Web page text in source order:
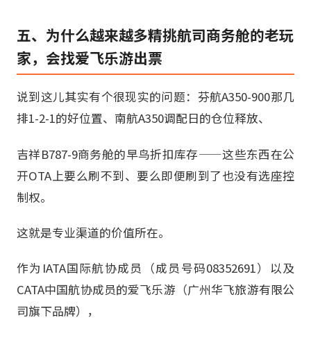
五、为什么越来越多精挑航司商务舱的老玩
家，会找爱飞乐游出票
说到这儿其实有个很现实的问题：芬航A350-900那几
排1-2-1的好位置、南航A350调配日的仓位释放、
吉祥B787-9商务舱的早鸟折扣库存——这些东西在公
开OTA上要么刷不到、要么即便刷到了也没有选座控
制权。
这就是专业渠道的价值所在。
作为IATA国际航协成员（成员号码08352691）以及
CATA中国航协成员的爱飞乐游（广州华飞旅游有限公
司旗下品牌），